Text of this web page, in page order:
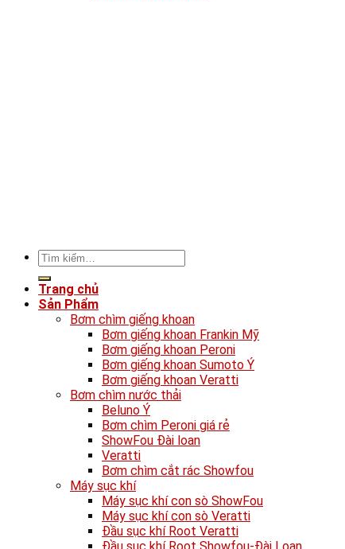
Tìm
Trang chủ
Sản Phẩm
Bơm chìm giếng khoan
Bơm giếng khoan Frankin Mỹ
Bơm giếng khoan Peroni
Bơm giếng khoan Sumoto Ý
Bơm giếng khoan Veratti
Bơm chìm nước thải
Beluno Ý
Bơm chìm Peroni giá rẻ
ShowFou Đài loan
Veratti
Bơm chìm cắt rác Showfou
Máy sục khí
Máy sục khí con sò ShowFou
Máy sục khí con sò Veratti
Đầu sục khí Root Veratti